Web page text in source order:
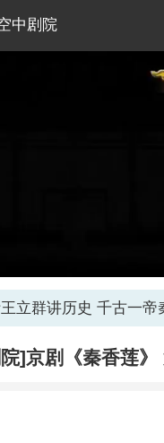
中剧院
立群讲历史 千古一帝
]京剧《秦香莲》